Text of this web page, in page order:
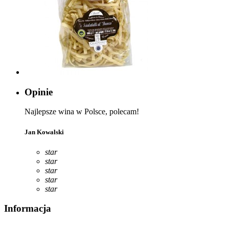
Opinie
Najlepsze wina w Polsce, polecam!
Jan Kowalski
star
star
star
star
star
Informacja